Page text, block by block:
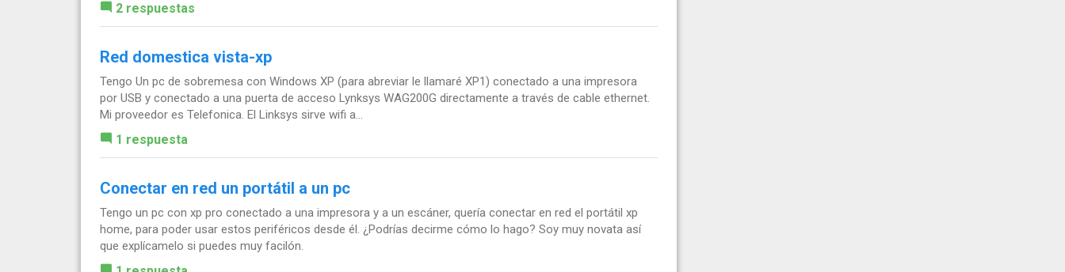
2 respuestas
Red domestica vista-xp
Tengo Un pc de sobremesa con Windows XP (para abreviar le llamaré XP1) conectado a una impresora
por USB y conectado a una puerta de acceso Lynksys WAG200G directamente a través de cable ethernet.
Mi proveedor es Telefonica. El Linksys sirve wifi a...
1 respuesta
Conectar en red un portátil a un pc
Tengo un pc con xp pro conectado a una impresora y a un escáner, quería conectar en red el portátil xp
home, para poder usar estos periféricos desde él. ¿Podrías decirme cómo lo hago? Soy muy novata así
que explícamelo si puedes muy facilón.